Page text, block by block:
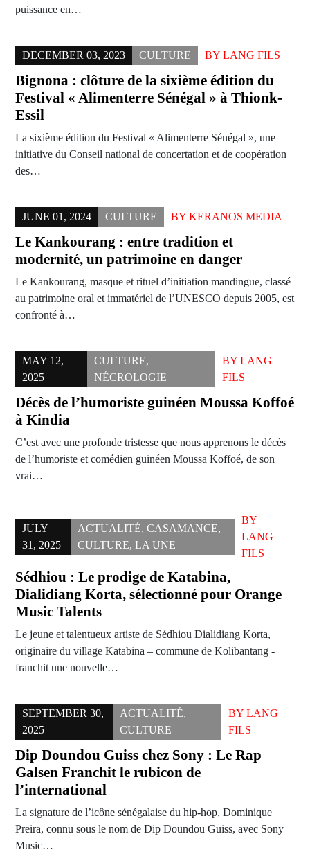
puissance en…
DECEMBER 03, 2023 CULTURE BY LANG FILS
Bignona : clôture de la sixième édition du
Festival « Alimenterre Sénégal » à Thionk-
Essil
La sixième édition du Festival « Alimenterre Sénégal », une
initiative du Conseil national de concertation et de coopération
des…
JUNE 01, 2024 CULTURE BY KERANOS MEDIA
Le Kankourang : entre tradition et
modernité, un patrimoine en danger
Le Kankourang, masque et rituel d’initiation mandingue, classé
au patrimoine oral et immatériel de l’UNESCO depuis 2005, est
confronté à…
MAY 12,
2025
CULTURE,
NÉCROLOGIE
BY LANG
FILS
Décès de l’humoriste guinéen Moussa Koffoé
à Kindia
C’est avec une profonde tristesse que nous apprenons le décès
de l’humoriste et comédien guinéen Moussa Koffoé, de son
vrai…
JULY
31, 2025
ACTUALITÉ, CASAMANCE,
CULTURE, LA UNE
BY
LANG
FILS
Sédhiou : Le prodige de Katabina,
Dialidiang Korta, sélectionné pour Orange
Music Talents
Le jeune et talentueux artiste de Sédhiou Dialidiang Korta,
originaire du village Katabina – commune de Kolibantang -
franchit une nouvelle…
SEPTEMBER 30,
2025
ACTUALITÉ,
CULTURE
BYLANG
FILS
Dip Doundou Guiss chez Sony : Le Rap
Galsen Franchit le rubicon de
l’international
La signature de l’icône sénégalaise du hip-hop, Dominique
Preira, connu sous le nom de Dip Doundou Guiss, avec Sony
Music…